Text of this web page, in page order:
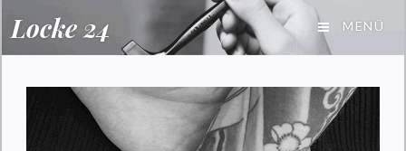
Locke 24 MENÜ